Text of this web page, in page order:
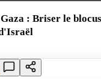
: Briser le